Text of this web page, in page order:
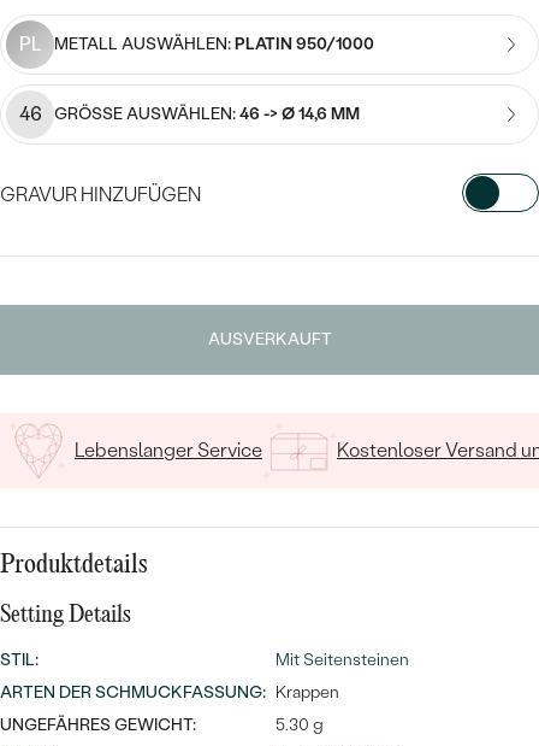
Meistverkaufte
Eheringe
MIT LAB GROWN DIAMANT
MIT MOISSANIT
MIT EDELSTEIN
GOLD
SILBER
GOLD
SILBER
PLATIN
DIAMANTSCHMUCK
SCHMUCK MIT LAB GROWN
PERLENSCHMUCK
PERSONALISIERT
MINIMALISTISCH
PERLENOHRRINGE
NACH PREIS
PREISWERTE
NACH EDELSTEIN
MIT DIAMANT
MIT EDELSTEIN
PERLENKETTEN
LUXURIÖSE
MIT EDELSTEIN
PERLENRINGE
PL METALL AUSWÄHLEN:PLATIN 950/1000
46 GRÖSSE AUSWÄHLEN:46 -> Ø 14,6 MM
GRAVUR HINZUFÜGEN
AUSVERKAUFT
Lebenslanger Service Kostenloser Versand
Produktdetails
Setting Details
STIL:
Mit Seitensteinen
ARTEN DER SCHMUCKFASSUNG: Krappen
UNGEFÄHRES GEWICHT:
5.30 g